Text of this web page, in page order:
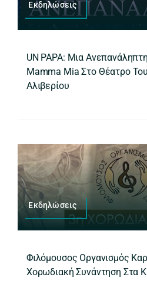
Εκδηλώσεις
UN PAPA: Μια
Mamma Mia Στο Θέατρο
Αλιβερίου
Εκδηλώσεις
Φιλόμουσος Οργανισμός
Χορωδιακή Συνάντηση Στα